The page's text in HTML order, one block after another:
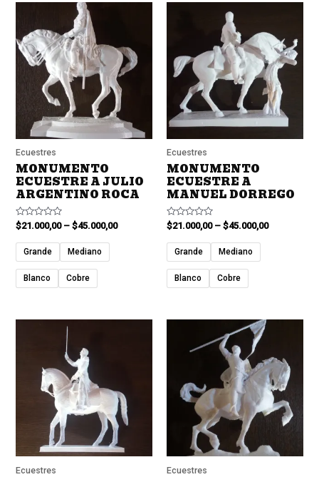
Ecuestres
MONUMENTO
ECUESTRE A JULIO
ARGENTINO ROCA
Valorado
en
0
de
$21.000,00–$45.000,00
Grande Mediano
Blanco Cobre
Ecuestres
MONUMENTO
ECUESTRE A
MANUEL DORREGO
Valorado
en
0
de
$21.000,00– $45.000,00
Grande Mediano
Blanco Cobre
Ecuestres Ecuestres